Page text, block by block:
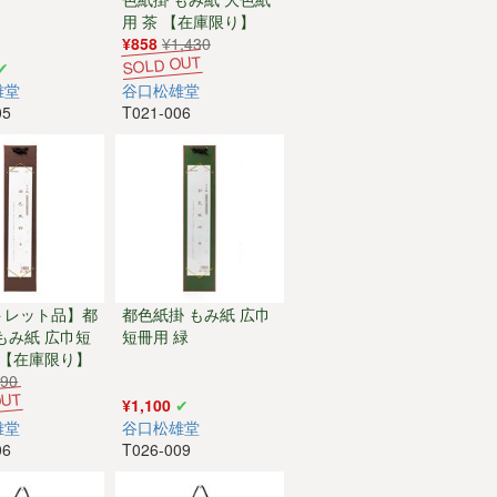
堂
用 茶 【在庫限り】
¥858 ¥1,430
谷口松雄堂
T021-006
ット品】都
み紙 広巾短
在庫限り】
堂
都色紙掛 もみ紙 広巾
短冊用 緑
¥1,100
谷口松雄堂
T026-009